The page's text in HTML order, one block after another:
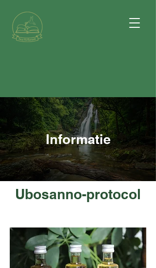
Informatie
Ubosanno-protocol